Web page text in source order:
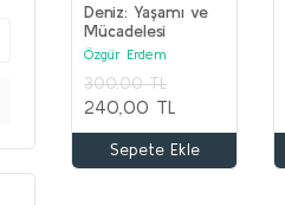
Deniz: Yaşamı ve
Mücadelesi
Özgür Erdem
300,00 TL
240,00 TL
Sepete Ekle